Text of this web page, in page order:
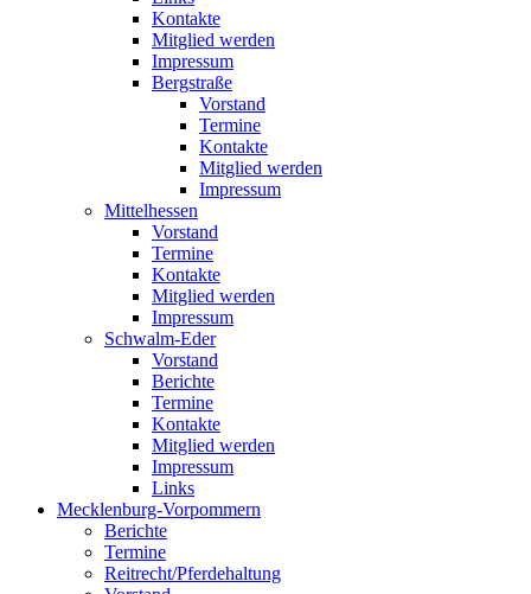
Kontakte
Mitglied werden
Impressum
Bergstraße
Vorstand
Termine
Kontakte
Mitglied werden
Impressum
Mittelhessen
Vorstand
Termine
Kontakte
Mitglied werden
Impressum
Schwalm-Eder
Vorstand
Berichte
Termine
Kontakte
Mitglied werden
Impressum
Links
Mecklenburg-Vorpommern
Berichte
Termine
Reitrecht/Pferdehaltung